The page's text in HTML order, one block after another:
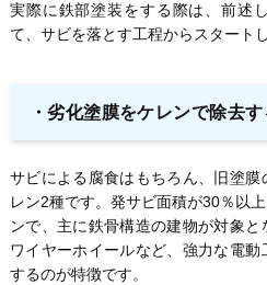
実際に鉄部塗装をする際は、前述
て、サビを落とす工程からスタート
・劣化塗膜をケレンで除去す
サビによる腐食はもちろん、旧塗
レン2種です。発サビ面積が30％以
ンで、主に鉄骨構造の建物が対象
ワイヤーホイールなど、強力な電
するのが特徴です。